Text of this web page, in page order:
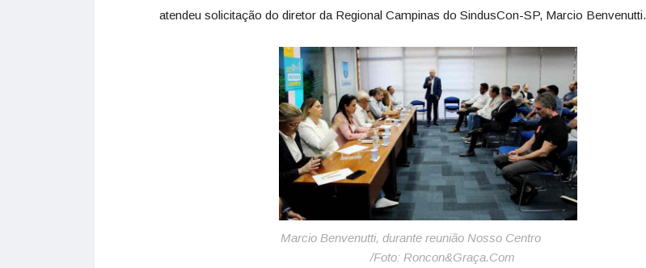
atendeu solicitação do diretor da Regional Campinas do SindusCon-SP, Marcio Benvenutti.
Marcio Benvenutti, durante reunião Nosso Centro
/Foto: Roncon&Graça.Com